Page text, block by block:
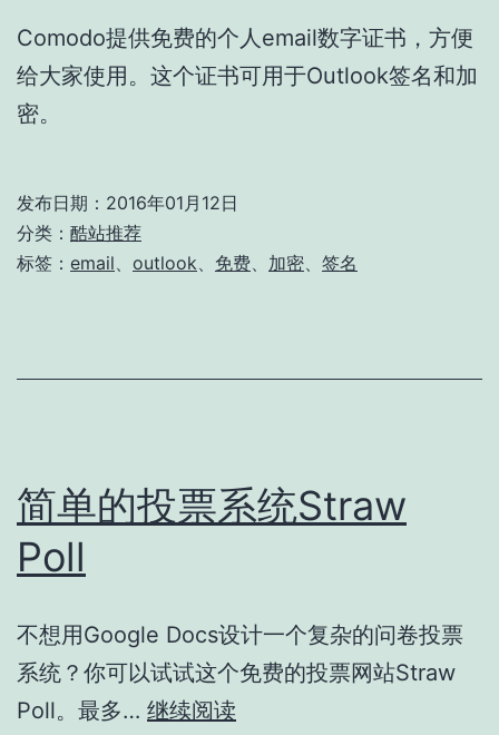
Comodo提供免费的个人email数字证书，方便
给大家使用。这个证书可用于Outlook签名和加
密。
发布日期： 2016年01月12日
分类： 酷站推荐
标签： email outlook 免费 加密 签名
简单的投票系统Straw
Poll
不想用Google Docs设计一个复杂的问卷投票
系统？你可以试试这个免费的投票网站Straw
Poll。最多… 继续阅读